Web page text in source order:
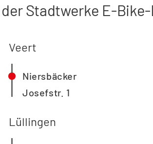
Stadtwerke E-
Veert
Niersbäcker
Josefstr. 1
Lüllingen